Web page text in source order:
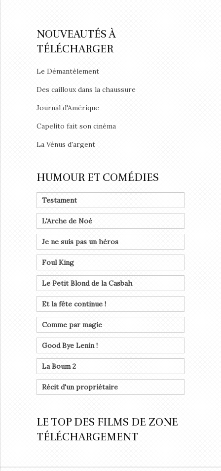
NOUVEAUTÉS À
TÉLÉCHARGER
Le Démantèlement
Des cailloux dans la chaussure
Journal d'Amérique
Capelito fait son cinéma
La Vénus d'argent
HUMOUR ET COMÉDIES
Testament
L'Arche de Noé
Je ne suis pas un héros
Foul King
Le Petit Blond de la Casbah
Et la fête continue !
Comme par magie
Good Bye Lenin !
La Boum 2
Récit d'un propriétaire
LE TOP DES FILMS DE ZONE
TÉLÉCHARGEMENT